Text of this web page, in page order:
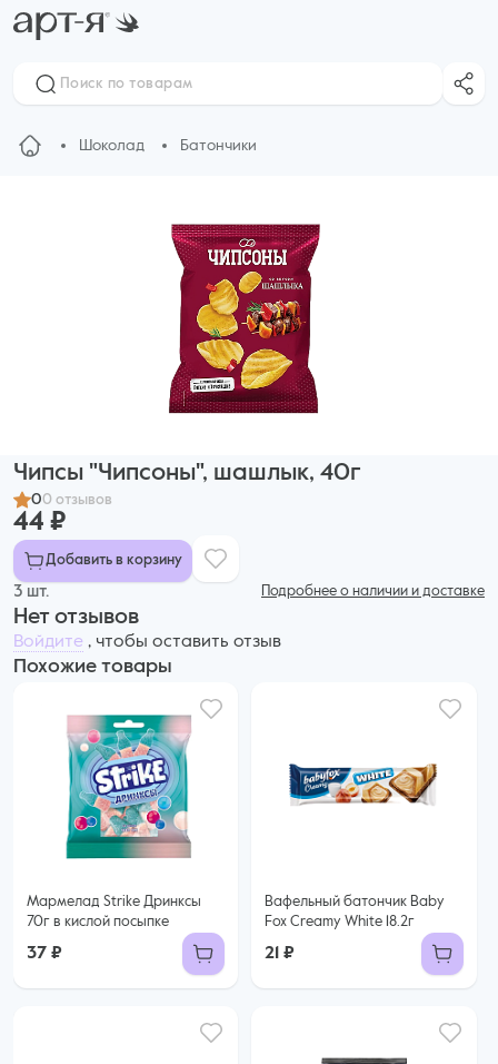
Шоколад Батончики
Чипсы "Чипсоны", шашлык, 40г
00 отзывов
44 ₽
Добавить в корзину
3 шт. Подробнее о наличии и доставке
Нет отзывов
Войдите , чтобы оставить отзыв
Похожие товары
Мармелад Strike Дринксы
70г в кислой посыпке
37 ₽
Вафельный батончик Baby
Fox Creamy White 18.2г
21 ₽